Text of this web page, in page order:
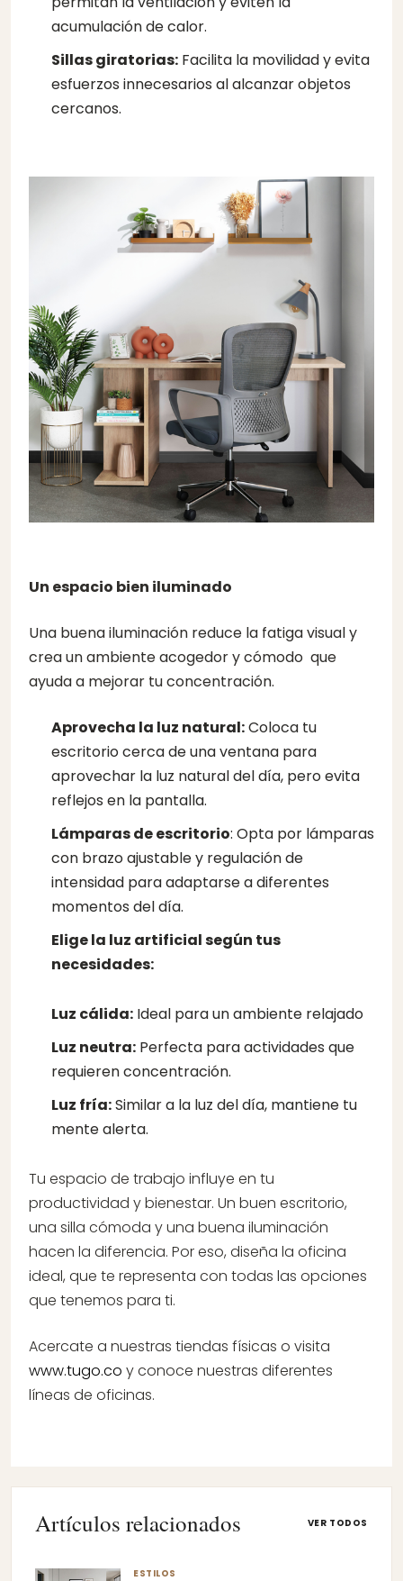
acumulación de calor.
Sillas giratorias: Facilita la movilidad y evita
esfuerzos innecesarios al alcanzar objetos
cercanos.
Un espacio bien iluminado
Una buena iluminación reduce la fatiga visual y
crea un ambiente acogedor y cómodo que
ayuda a mejorar tu concentración.
Aprovecha la luz natural:Coloca tu
escritorio cerca de una ventana para
aprovechar la luz natural del día, pero evita
reflejos en la pantalla.
Lámparas de escritorio: Opta por lámparas
con brazo ajustable y regulación de
intensidad para adaptarse a diferentes
momentos del día.
Elige la luz artificial según tus
necesidades:
Luz cálida: Ideal para un ambiente relajado
Luz neutra: Perfecta para actividades que
requieren concentración.
Luz fría:Similar a la luz del día, mantiene tu
mente alerta.
Tu espacio de trabajo influye en tu
productividad y bienestar. Un buen escritorio,
una silla cómoda y una buena iluminación
hacen la diferencia. Por eso, diseña la oficina
ideal, que te representa con todas las opciones
que tenemos para ti.
Acercate a nuestras tiendas físicas o visita
www.tugo.co y conoce nuestras diferentes
líneas de oficinas.
Artículos relacionados VER TODOS
ESTILOS